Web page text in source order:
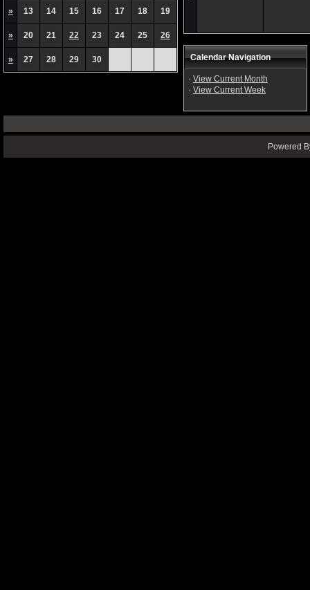
» 13 14 15 16 17 18 19
» 20 21 22 23 24 25 26
» 27 28 29 30 Calendar Navigation
· View Current Month
· View Current Week
Powered